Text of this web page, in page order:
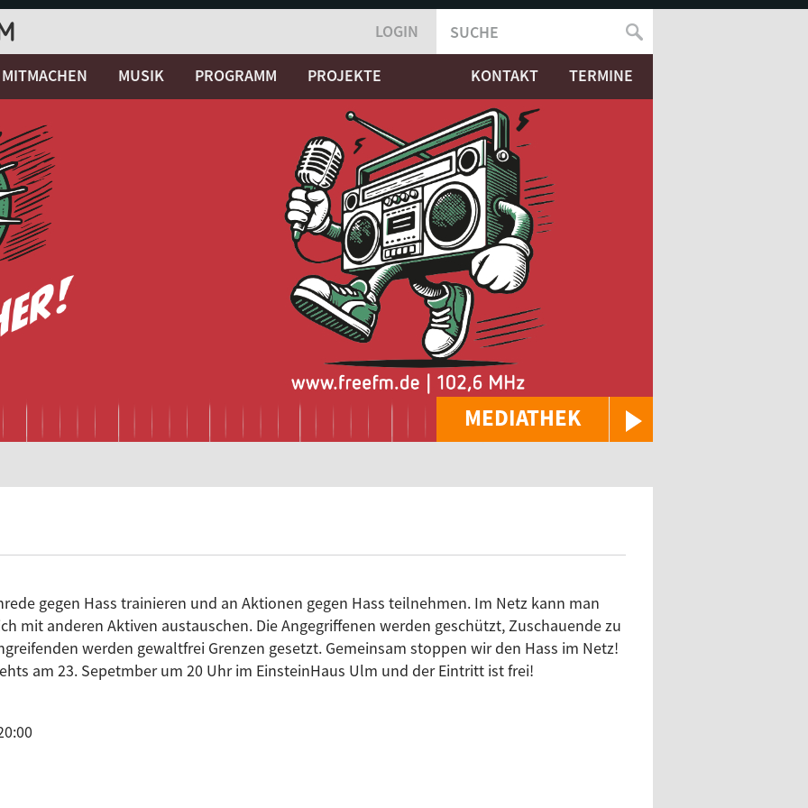
MEDIATHEK
LOGIN
SUCHFORMULAR
SUCHE
MITMACHEN MUSIK PROGRAMM PROJEKTE KONTAKT TERMINE
gegen Hass trainieren und an Aktionen gegen Hass teilnehmen. Im Netz kann man
mit anderen Aktiven austauschen. Die Angegriffenen werden geschützt, Zuschauende zu
werden gewaltfrei Grenzen gesetzt. Gemeinsam stoppen wir den Hass im Netz!
am 23. Sepetmber um 20 Uhr im EinsteinHaus Ulm und der Eintritt ist frei!